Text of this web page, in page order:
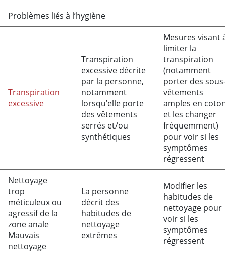
Problèmes liés à l’hygiène
Transpiration
excessive
Transpiration
excessive décrite
par la personne,
notamment
lorsqu’elle porte
des vêtements
serrés et/ou
synthétiques
Mesures visant
limiter la
transpiration
(notamment
porter des
vêtements
amples en
et les changer
fréquemment)
pour voir si les
symptômes
régressent
Nettoyage
trop
méticuleux ou
agressif de la
zone anale
Mauvais
nettoyage
La personne
décrit des
habitudes de
nettoyage
extrêmes
Modifier les
habitudes de
nettoyage pour
voir si les
symptômes
régressent